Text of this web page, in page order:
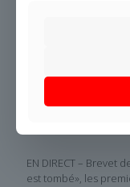
EN DIRECT – Brevet
est tombé», les